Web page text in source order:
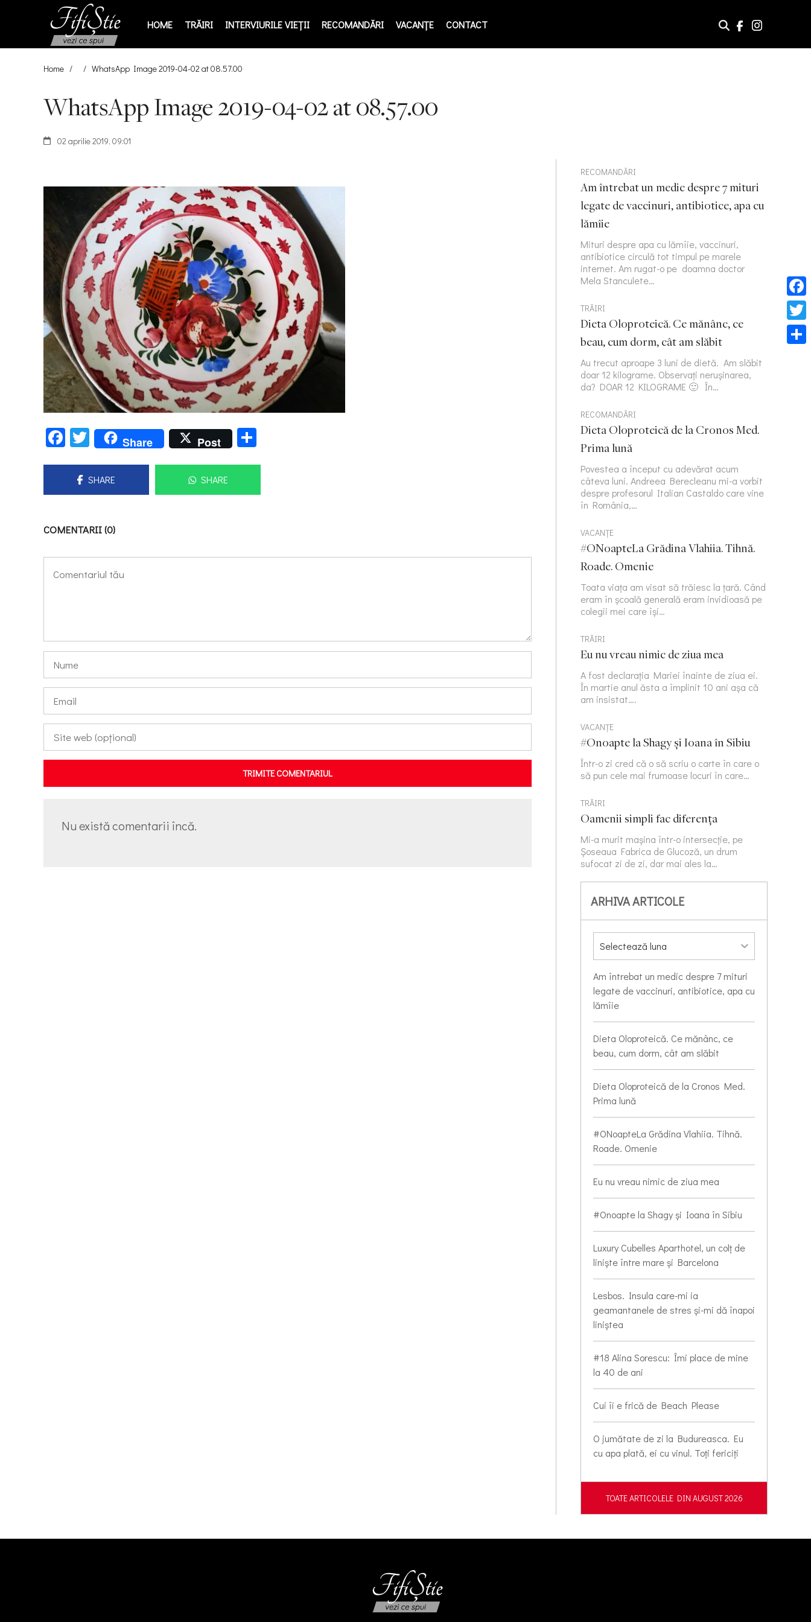
HOME TRĂIRI INTERVIURILE VIEŢII RECOMANDĂRI VACANȚE CONTACT
Home / / WhatsApp Image 2019-04-02 at 08.57.00
WhatsApp Image 2019-04-02 at 08.57.00
02 aprilie 2019, 09:01
Facebook
Twitter
Share Post
SHARE SHARE
COMENTARII (0)
TRIMITE COMENTARIUL
Nu există comentarii încă.
RECOMANDĂRI
Am întrebat un medic despre 7 mituri
legate de vaccinuri, antibiotice, apa cu
lămîie
Mituri despre apa cu lămîie, vaccinuri,
antibiotice circulă tot timpul pe marele
internet. Am rugat-o pe doamna doctor
Mela Stanculete…
TRĂIRI
Dieta Oloproteică. Ce mănânc, ce
beau, cum dorm, cât am slăbit
Au trecut aproape 3 luni de dietă. Am slăbit
doar 12 kilograme. Observați nerușinarea,
da? DOAR 12 KILOGRAME 🙂 În…
RECOMANDĂRI
Dieta Oloproteică de la Cronos Med.
Prima lună
Povestea a început cu adevărat acum
câteva luni. Andreea Berecleanu mi-a vorbit
despre profesorul Italian Castaldo care vine
în România,…
VACANȚE
#ONoapteLa Grădina Vlahiia. Tihnă.
Roade. Omenie
Toata viața am visat să trăiesc la țară. Când
eram în școală generală eram invidioasă pe
colegii mei care își…
TRĂIRI
Eu nu vreau nimic de ziua mea
A fost declarația Mariei înainte de ziua ei.
În martie anul ăsta a împlinit 10 ani așa că
am insistat….
VACANȚE
#Onoapte la Shagy și Ioana în Sibiu
Într-o zi cred că o să scriu o carte în care o
să pun cele mai frumoase locuri în care…
TRĂIRI
Oamenii simpli fac diferența
Mi-a murit mașina într-o intersecție, pe
Șoseaua Fabrica de Glucoză, un drum
sufocat zi de zi, dar mai ales la…
ARHIVA ARTICOLE
Am întrebat un medic despre 7 mituri
legate de vaccinuri, antibiotice, apa cu
lămîie
Dieta Oloproteică. Ce mănânc, ce
beau, cum dorm, cât am slăbit
Dieta Oloproteică de la Cronos Med.
Prima lună
#ONoapteLa Grădina Vlahiia. Tihnă.
Roade. Omenie
Eu nu vreau nimic de ziua mea
#Onoapte la Shagy și Ioana în Sibiu
Luxury Cubelles Aparthotel, un colț de
liniște între mare și Barcelona
Lesbos. Insula care-mi ia
geamantanele de stres și-mi dă înapoi
liniștea
#18 Alina Sorescu: Îmi place de mine
la 40 de ani
Cui îi e frică de Beach Please
O jumătate de zi la Budureasca. Eu
cu apa plată, ei cu vinul. Toți fericiți
TOATE ARTICOLELE DIN AUGUST 2026